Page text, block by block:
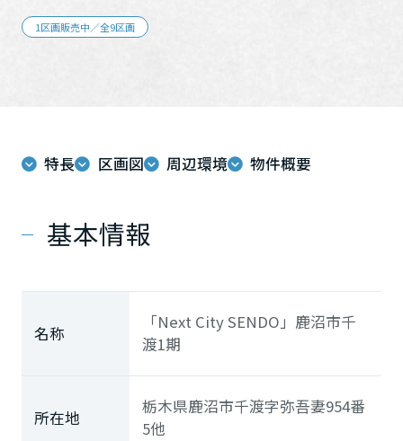
1区画販売中／全9区画
特長 区画図 周辺環境 物件概要
基本情報
名称
「Next City SENDO」鹿沼市千
渡1期
所在地
栃木県鹿沼市千渡字弥吾妻954番
5他